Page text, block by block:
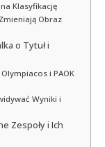
Klasyfikację
Obraz
o Tytuł i
i PAOK
Wyniki i
Zespoły i Ich